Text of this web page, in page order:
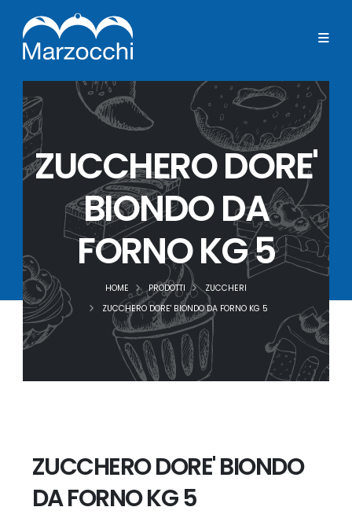
ZUCCHERO DORE'
BIONDO DA
FORNO KG 5
HOME PRODOTTI
ZUCCHERI
ZUCCHERO DORE' BIONDO DA FORNO KG 5
ZUCCHERO DORE' BIONDO
DA FORNO KG 5